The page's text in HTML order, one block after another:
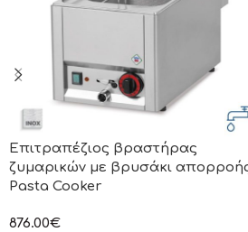
Επιτραπέζιος βραστήρας
ζυμαρικών με βρυσάκι απορροής
Pasta Cooker
876.00€